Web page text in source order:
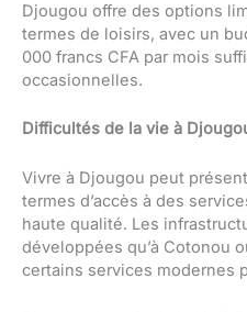
Djougou offre des options
termes de loisirs, avec un
000 francs CFA par mois
occasionnelles.
Difficultés de la vie à
Vivre à Djougou peut
termes d’accès à des
haute qualité. Les
développées qu’à Cotonou
certains services modernes